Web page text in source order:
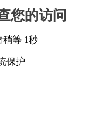
您的访问
稍等 1秒
保护